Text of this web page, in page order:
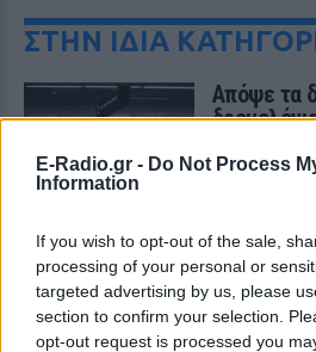
E-Radio.gr - Do Not Process
Information
If you wish to opt-out of the sale,
processing of your personal or
targeted advertising by us, please
section to confirm your selection.
opt-out request is processed you
ΣΤΗΝ ΙΔΙΑ
Απόψε τα
του
Καλαμαριά
Ο
εξήγησε
γίνονται
επιβάτες, και
εισιτήρια και